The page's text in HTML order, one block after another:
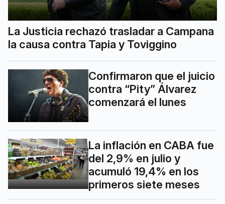
La Justicia rechazó trasladar a Campana
la causa contra Tapia y Toviggino
Confirmaron que el juicio
contra “Pity” Álvarez
comenzará el lunes
La inflación en CABA fue
del 2,9% en julio y
acumuló 19,4% en los
primeros siete meses